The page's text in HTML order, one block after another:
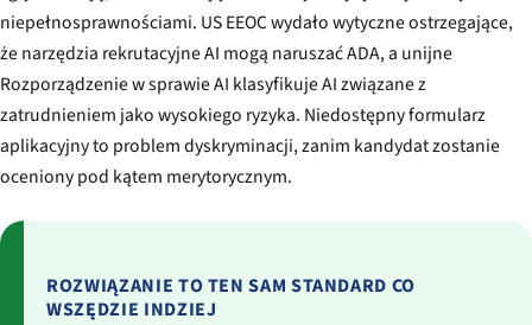
niepełnosprawnościami. US EEOC wydało wytyczne ostrzegające,
że narzędzia rekrutacyjne AI mogą naruszać ADA, a unijne
Rozporządzenie w sprawie AI klasyfikuje AI związane z
zatrudnieniem jako wysokiego ryzyka. Niedostępny formularz
aplikacyjny to problem dyskryminacji, zanim kandydat zostanie
oceniony pod kątem merytorycznym.
ROZWIĄZANIE TO TEN SAM STANDARD CO
WSZĘDZIE INDZIEJ